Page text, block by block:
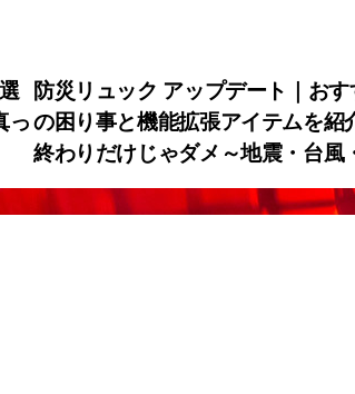
防災リュック アップデート｜お
の困り事と機能拡張アイテムを紹
終わりだけじゃダメ～地震・台風
っ